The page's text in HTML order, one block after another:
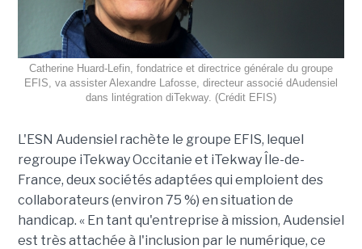
Catherine Huard-Lefin, fondatrice et directrice générale du groupe
EFIS, va assister Alexandre Lafosse, directeur associé dAudensiel
dans lintégration diTekway. (Crédit EFIS)
L'ESN Audensiel rachète le groupe EFIS, lequel
regroupe iTekway Occitanie et iTekway Île-de-
France, deux sociétés adaptées qui emploient des
collaborateurs (environ 75 %) en situation de
handicap. « En tant qu'entreprise à mission, Audensiel
est très attachée à l'inclusion par le numérique, ce